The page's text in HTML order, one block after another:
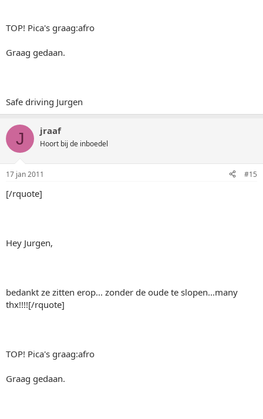
TOP! Pica's graag:afro
Graag gedaan.
Safe driving Jurgen
J jraaf
Hoort bij de inboedel
17 jan 2011 #15
[/rquote]
Hey Jurgen,
bedankt ze zitten erop... zonder de oude te slopen...many
thx!!!![/rquote]
TOP! Pica's graag:afro
Graag gedaan.